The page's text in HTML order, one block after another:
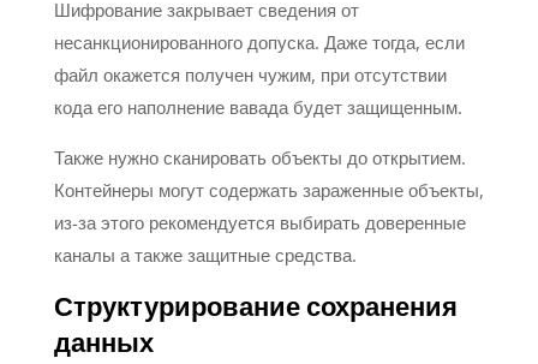
Шифрование закрывает сведения от
несанкционированного допуска. Даже тогда, если
файл окажется получен чужим, при отсутствии
кода его наполнение вавада будет защищенным.
Также нужно сканировать объекты до открытием.
Контейнеры могут содержать зараженные объекты,
из-за этого рекомендуется выбирать доверенные
каналы а также защитные средства.
Структурирование сохранения
данных